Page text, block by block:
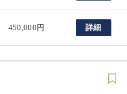
450,000円 詳細